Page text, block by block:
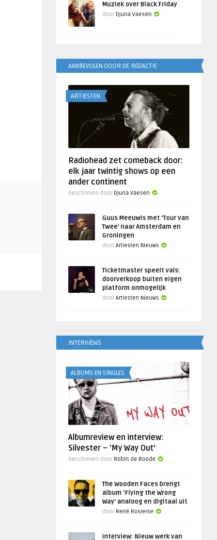
Muziek over Black Friday
door Djuna Vaesen
AANBEVOLEN DOOR DE REDACTIE
ARTIESTEN
Radiohead zet comeback door:
elk jaar twintig shows op een
ander continent
Geschreven door Djuna Vaesen
Guus Meeuwis met ‘Tour van
Twee’ naar Amsterdam en
Groningen
door Artiesten Nieuws
Ticketmaster speelt vals:
doorverkoop buiten eigen
platform onmogelijk
door Artiesten Nieuws
INTERVIEWS
ALBUMS EN SINGLES
Albumreview en interview:
Silvester – ‘My Way Out’
Geschreven door Robin de Roode
The Wooden Faces brengt
album ‘Flying the Wrong
Way’ analoog en digitaal uit
door René Rosierse
Interview: Nieuw werk van